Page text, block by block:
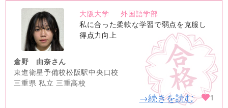
no
image
大阪大学
外国語学部
私に合った柔軟な学習で弱点を克服し
得点力向上
倉野 由奈さん
東進衛星予備校松阪駅中央口校
三重県 私立 三重高校
→続きを読む 1